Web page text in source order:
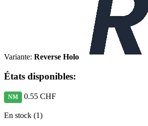
Variante: Reverse Holo
États disponibles:
NM 0.55 CHF
En stock (1)